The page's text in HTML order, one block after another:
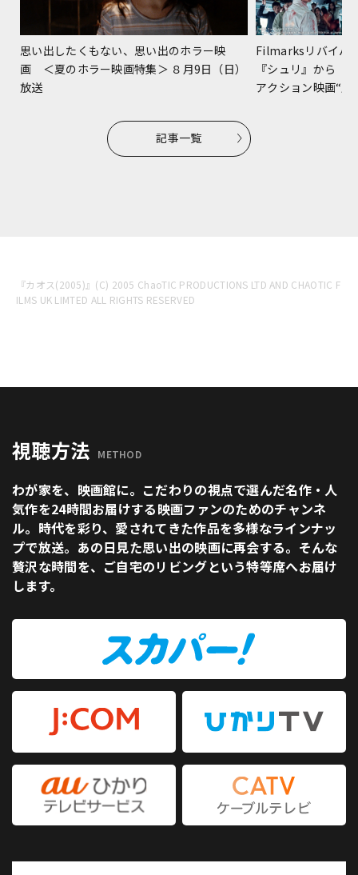
思い出したくもない、思い出のホラー映
画 ＜夏のホラー映画特集＞ ８月9日（日）
放送
Filmarksリバイバ
『シュリ』から『
アクション映画“躍
記事一覧
『カオス(2005)』(C) 2005 ChaoTIC PRODUCTIONS LTD AND CHAOTIC F
ILMS UK LIMTED ALL RIGHTS RESERVED
視聴方法 METHOD
わが家を、映画館に。こだわりの視点で選んだ名作・人
気作を24時間お届けする映画ファンのためのチャンネ
ル。時代を彩り、愛されてきた作品を多様なラインナッ
プで放送。あの日見た思い出の映画に再会する。そんな
贅沢な時間を、ご自宅のリビングという特等席へお届け
します。